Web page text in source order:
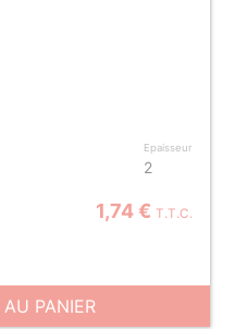
Epaisseur
2
1,74 € T.T.C.
PANIER